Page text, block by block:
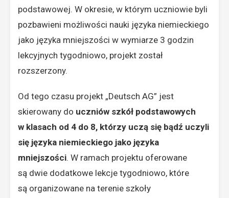
podstawowej. W okresie, w którym uczniowie byli
pozbawieni możliwości nauki języka niemieckiego
jako języka mniejszości w wymiarze 3 godzin
lekcyjnych tygodniowo, projekt został
rozszerzony.
Od tego czasu projekt „Deutsch AG” jest
skierowany do uczniów szkół podstawowych
w klasach od 4 do 8, którzy uczą się bądź uczyli
się języka niemieckiego jako języka
mniejszości. W ramach projektu oferowane
są dwie dodatkowe lekcje tygodniowo, które
są organizowane na terenie szkoły